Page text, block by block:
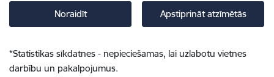
Noraidīt Apstiprināt atzīmētās
*Statistikas sīkdatnes - nepieciešamas, lai uzlabotu vietnes
darbību un pakalpojumus.